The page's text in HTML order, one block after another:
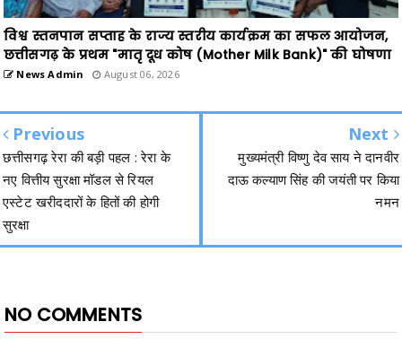
विश्व स्तनपान सप्ताह के राज्य स्तरीय कार्यक्रम का सफल आयोजन,
छत्तीसगढ़ के प्रथम "मातृ दूध कोष (Mother Milk Bank)" की घोषणा
News Admin August 06, 2026
Previous
छत्तीसगढ़ रेरा की बड़ी पहल : रेरा के
नए वित्तीय सुरक्षा मॉडल से रियल
एस्टेट खरीददारों के हितों की होगी
सुरक्षा
Next
मुख्यमंत्री विष्णु देव साय ने दानवीर
दाऊ कल्याण सिंह की जयंती पर किया
नमन
NO COMMENTS